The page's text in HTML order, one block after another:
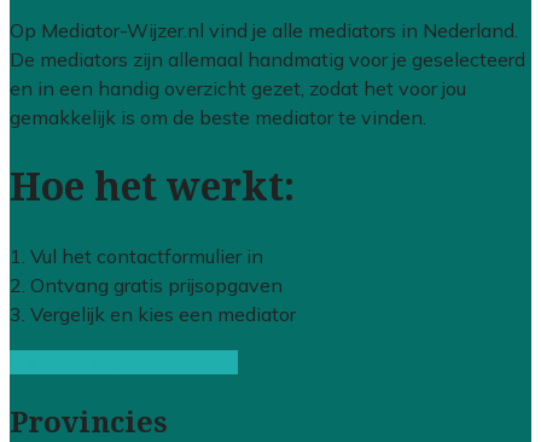
Op Mediator-Wijzer.nl vind je alle mediators in Nederland.
De mediators zijn allemaal handmatig voor je geselecteerd
en in een handig overzicht gezet, zodat het voor jou
gemakkelijk is om de beste mediator te vinden.
Hoe het werkt:
1. Vul het contactformulier in
2. Ontvang gratis prijsopgaven
3. Vergelijk en kies een mediator
Provincies